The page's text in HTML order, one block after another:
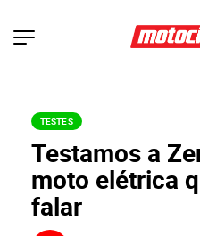
TESTES
Testamos a
moto elétrica
falar